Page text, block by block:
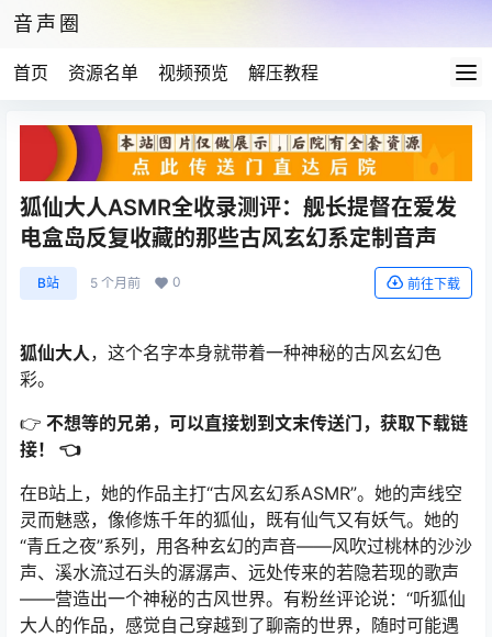
音声圈
首页 资源名单 视频预览 解压教程
狐仙大人ASMR全收录测评：舰长提督在爱发
电盒岛反复收藏的那些古风玄幻系定制音声
B站 5 个月前 0 前往下载
狐仙大人 ，这个名字本身就带着一种神秘的古风玄幻色
彩。
👉 不想等的兄弟，可以直接划到文末传送门，获取下载链
接！ 👈
在B站上，她的作品主打“古风玄幻系ASMR”。她的声线空
灵而魅惑，像修炼千年的狐仙，既有仙气又有妖气。她的
“青丘之夜”系列，用各种玄幻的声音——风吹过桃林的沙沙
声、溪水流过石头的潺潺声、远处传来的若隐若现的歌声
——营造出一个神秘的古风世界。有粉丝评论说：“听狐仙
大人的作品，感觉自己穿越到了聊斋的世界，随时可能遇